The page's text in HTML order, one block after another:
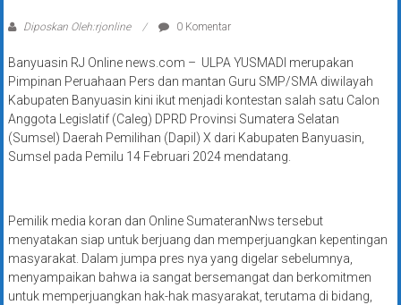
Diposkan Oleh:rjonline 0 Komentar
Banyuasin RJ Online news.com – ULPA YUSMADI merupakan
Pimpinan Peruahaan Pers dan mantan Guru SMP/SMA diwilayah
Kabupaten Banyuasin kini ikut menjadi kontestan salah satu Calon
Anggota Legislatif (Caleg) DPRD Provinsi Sumatera Selatan
(Sumsel) Daerah Pemilihan (Dapil) X dari Kabupaten Banyuasin,
Sumsel pada Pemilu 14 Februari 2024 mendatang.
Pemilik media koran dan Online SumateranNws tersebut
menyatakan siap untuk berjuang dan memperjuangkan kepentingan
masyarakat. Dalam jumpa pres nya yang digelar sebelumnya,
menyampaikan bahwa ia sangat bersemangat dan berkomitmen
untuk memperjuangkan hak-hak masyarakat, terutama di bidang,